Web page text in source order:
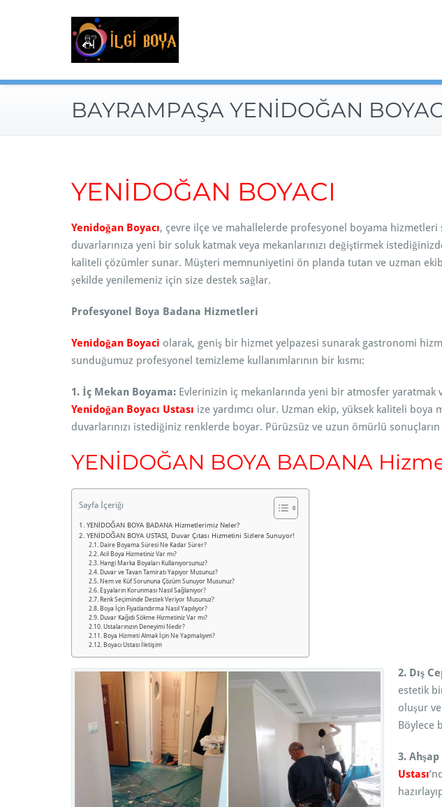
BAYRAMPAŞA YENİDOĞAN
YENİDOĞAN BOYACI
Yenidoğan Boyacı, çevre ilçe ve mahallelerde profesyonel boyama
duvarlarınıza yeni bir soluk katmak veya mekanlarınızı değiştirmek
kaliteli çözümler sunar. Müşteri memnuniyetini ön planda tutan ve uzman
şekilde yenilemeniz için size destek sağlar.
Profesyonel Boya Badana Hizmetleri
Yenidoğan Boyaci olarak, geniş bir hizmet yelpazesi sunarak gastronomi
sunduğumuz profesyonel temizleme kullanımlarının bir kısmı:
1. İç Mekan Boyama: Evlerinizin iç mekanlarında yeni bir atmosfer yaratmak
Yenidoğan Boyacı Ustası ize yardımcı olur. Uzman ekip, yüksek kaliteli
duvarlarınızı istediğiniz renklerde boyar. Pürüzsüz ve uzun ömürlü
YENİDOĞAN BOYA BADANA
Sayfa İçeriği
YENİDOĞAN BOYA BADANA Hizmetlerimiz Neler?
YENİDOĞAN BOYA USTASI, Duvar Çıtası Hizmetini Sizlere Sunuyor!
Daire Boyama Süresi Ne Kadar Sürer?
Acil Boya Hizmetiniz Var mı?
Hangi Marka Boyaları Kullanıyorsunuz?
Duvar ve Tavan Tamiratı Yapıyor Musunuz?
Nem ve Küf Sorununa Çözüm Sunuyor Musunuz?
Eşyaların Korunması Nasıl Sağlanıyor?
Renk Seçiminde Destek Veriyor Musunuz?
Boya İçin Fiyatlandırma Nasıl Yapılıyor?
Duvar Kağıdı Sökme Hizmetiniz Var mı?
Ustalarınızın Deneyimi Nedir?
Boya Hizmeti Almak İçin Ne Yapmalıyım?
Boyacı Ustası İletişim
2. Dış
estetik
oluşur
Böylece
3.
Ustası